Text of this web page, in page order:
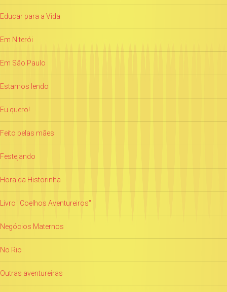
Educar para a Vida
Em Niterói
Em São Paulo
Estamos lendo
Eu quero!
Feito pelas mães
Festejando
Hora da Historinha
Livro "Coelhos Aventureiros"
Negócios Maternos
No Rio
Outras aventureiras